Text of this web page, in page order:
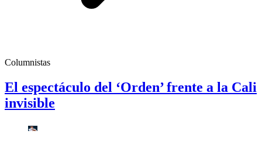
Columnistas
El espectáculo del ‘Orden’ frente a la Cali
invisible